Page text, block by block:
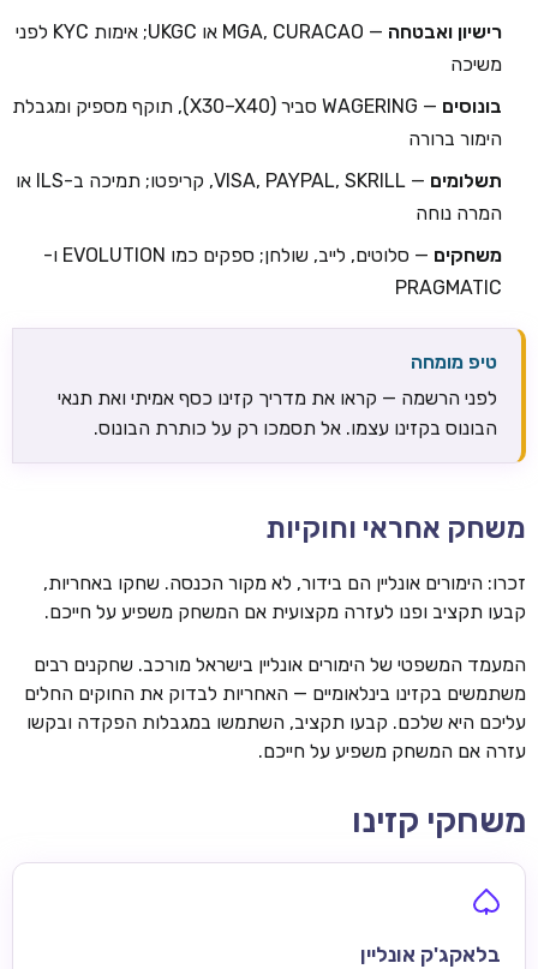
רישיון ואבטחה
— MGA, CURACAO או UKGC; אימות KYC לפני
משיכה
בונוסים
— WAGERING סביר (X30–X40), תוקף מספיק ומגבלת
הימור ברורה
תשלומים
— VISA, PAYPAL, SKRILL, קריפטו; תמיכה ב-ILS או
המרה נוחה
משחקים
— סלוטים, לייב, שולחן; ספקים כמו EVOLUTION ו-
PRAGMATIC
טיפ מומחה
לפני הרשמה — קראו את מדריך קזינו כסף אמיתי ואת תנאי
הבונוס בקזינו עצמו. אל תסמכו רק על כותרת הבונוס.
משחק אחראי וחוקיות
זכרו: הימורים אונליין הם בידור, לא מקור הכנסה. שחקו באחריות,
קבעו תקציב ופנו לעזרה מקצועית אם המשחק משפיע על חייכם.
המעמד המשפטי של הימורים אונליין בישראל מורכב. שחקנים רבים
משתמשים בקזינו בינלאומיים — האחריות לבדוק את החוקים החלים
עליכם היא שלכם. קבעו תקציב, השתמשו במגבלות הפקדה ובקשו
עזרה אם המשחק משפיע על חייכם.
משחקי קזינו
בלאקג'ק אונליין